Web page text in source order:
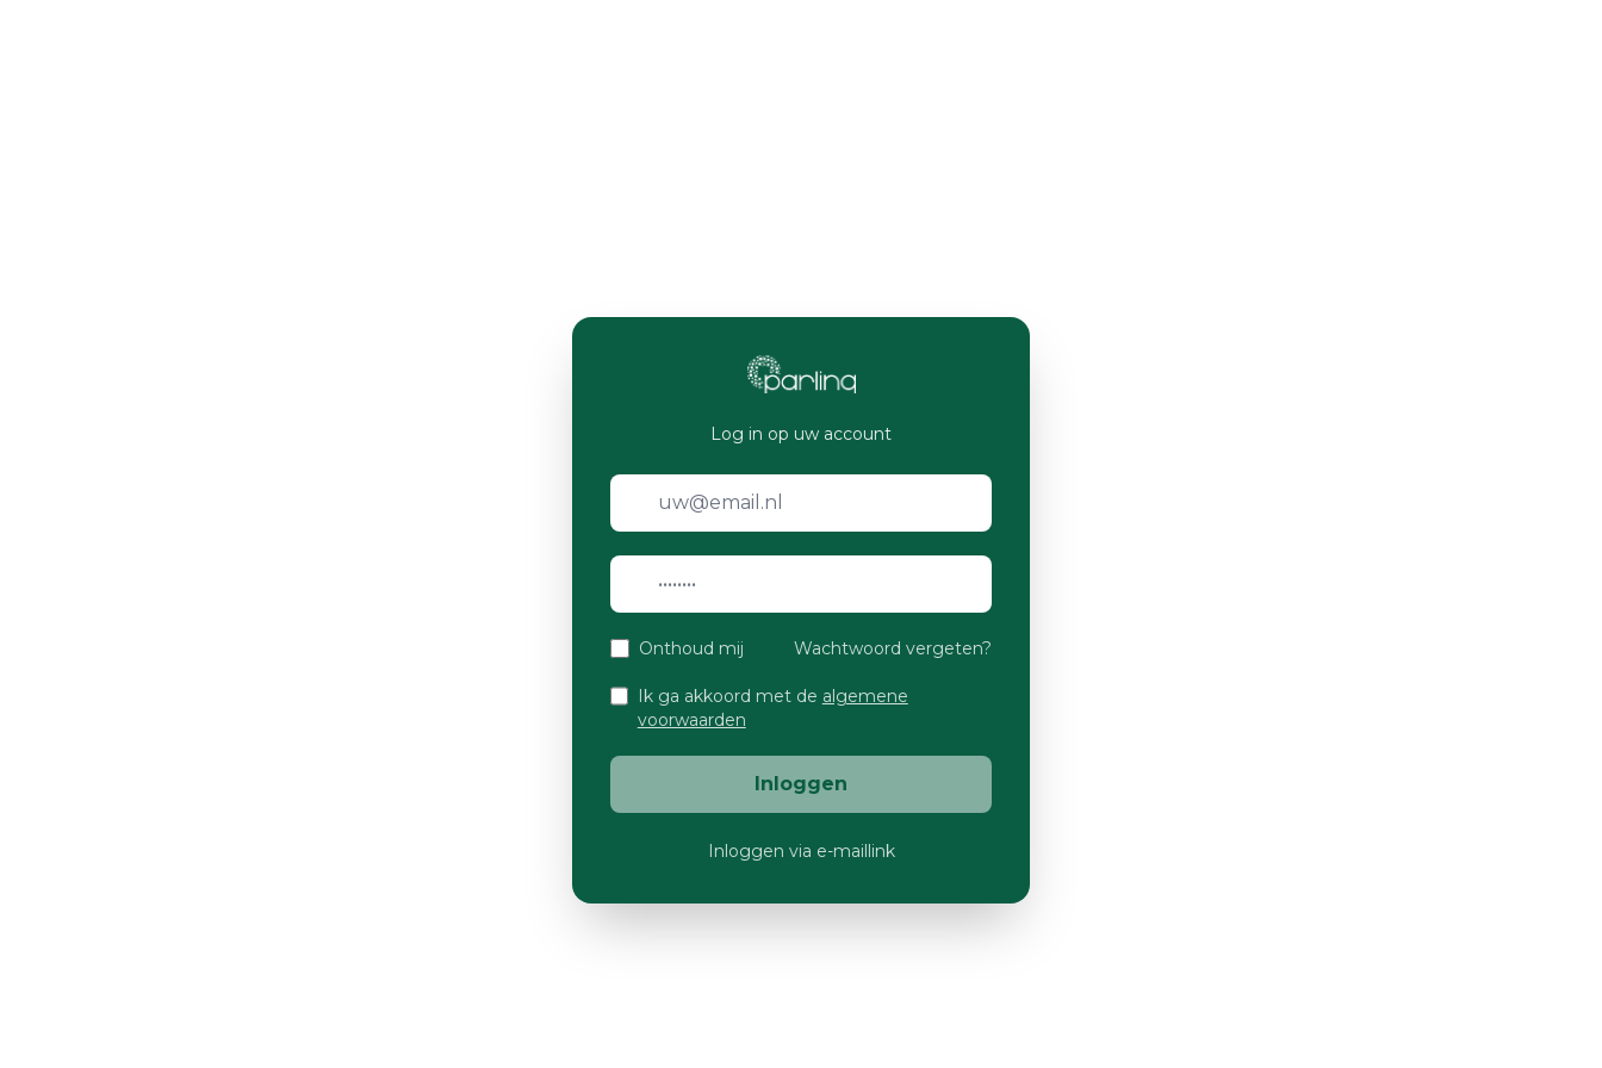
Log in op uw account
Onthoud mij Wachtwoord vergeten?
Ik ga akkoord met de algemene
voorwaarden
Inloggen
Inloggen via e-maillink